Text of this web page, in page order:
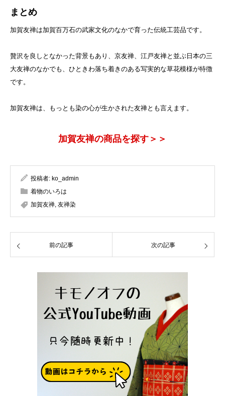
まとめ
加賀友禅は加賀百万石の武家文化のなかで育った伝統工芸品です。
贅沢を良しとなかった背景もあり、京友禅、江戸友禅と並ぶ日本の三
大友禅のなかでも、ひときわ落ち着きのある写実的な草花模様が特徴
です。
加賀友禅は、もっとも染の心が生かされた友禅とも言えます。
加賀友禅の商品を探す＞＞
投稿者: ko_admin
着物のいろは
加賀友禅 友禅染
前の記事 次の記事